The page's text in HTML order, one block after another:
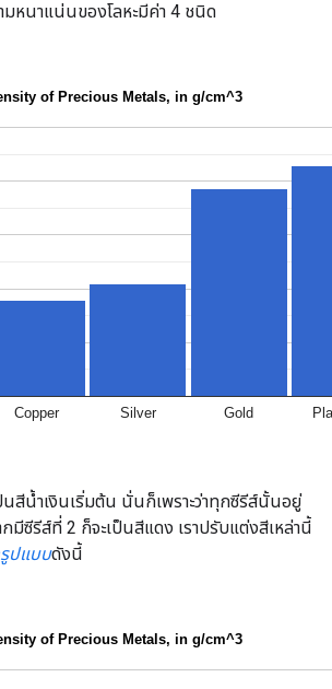
หนาแน่นของโลหะมีค่า 4 ชนิด
สีน้ำเงินเริ่มต้น นั่นก็เพราะว่าทุกซีรีส์นั้นอยู่
มีซีรีส์ที่ 2 ก็จะเป็นสีแดง เราปรับแต่งสีเหล่านี้
ปแบบดังนี้